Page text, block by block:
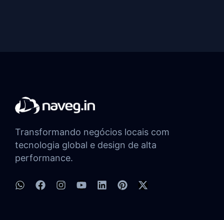
Transformando negócios locais com
tecnologia global e design de alta
performance.